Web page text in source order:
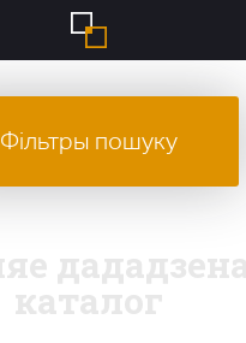
Фільтры пошуку